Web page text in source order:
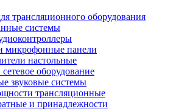
трансляционного оборудования
системы
панели
настольные
оборудование
звуковые системы
трансляционные
и принадлежности